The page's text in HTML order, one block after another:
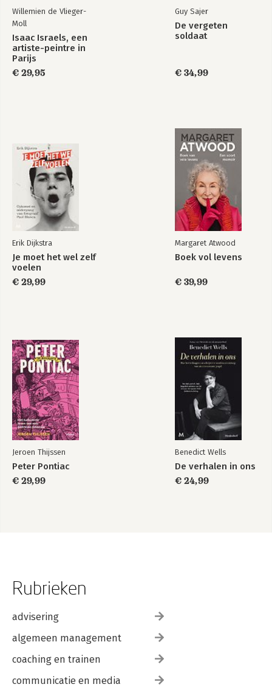
Willemien de Vlieger-
Moll
Isaac Israels, een
artiste-peintre in
Parijs
€ 29,95
Guy Sajer
De vergeten
soldaat
€ 34,99
Erik Dijkstra
Je moet het wel zelf
voelen
€ 29,99
Margaret Atwood
Boek vol levens
€ 39,99
Jeroen Thijssen
Peter Pontiac
€ 29,99
Benedict Wells
De verhalen in ons
€ 24,99
Rubrieken
advisering
algemeen management
coaching en trainen
communicatie en media